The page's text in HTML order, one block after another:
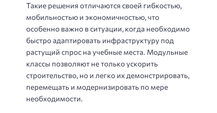
Такие решения отличаются своей гибкостью,
мобильностью и экономичностью, что
особенно важно в ситуации, когда необходимо
быстро адаптировать инфраструктуру под
растущий спрос на учебные места. Модульные
классы позволяют не только ускорить
строительство, но и легко их демонстрировать,
перемещать и модернизировать по мере
необходимости.